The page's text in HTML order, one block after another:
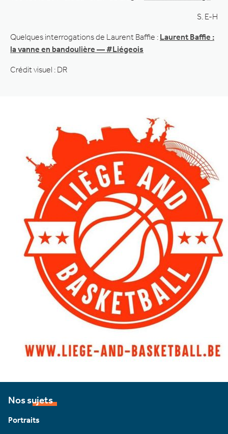
S. E-H
Quelques interrogations de Laurent Baffie : Laurent Baffie :
la vanne en bandoulière — #Liégeois
Crédit visuel : DR
Nos sujets
Portraits